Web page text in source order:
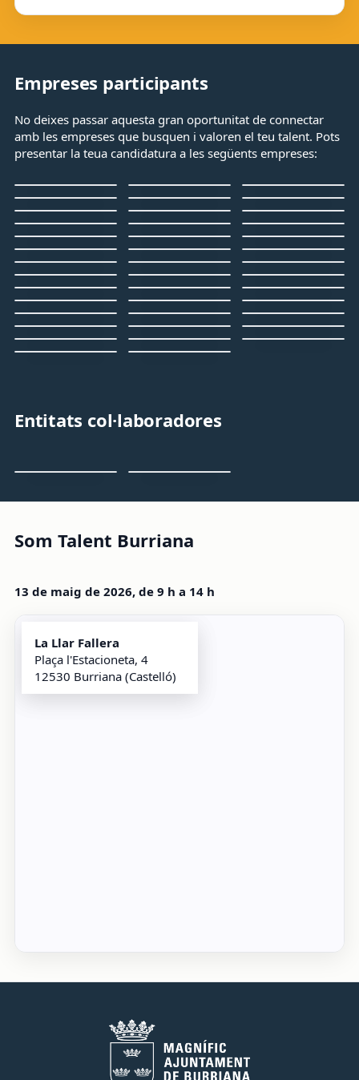
Empreses participants
No deixes passar aquesta gran oportunitat de connectar
amb les empreses que busquen i valoren el teu talent. Pots
presentar la teua candidatura a les següents empreses:
Entitats col·laboradores
Som Talent Burriana
13 de maig de 2026, de 9 h a 14 h
La Llar Fallera
Plaça l'Estacioneta, 4
12530 Burriana (Castelló)